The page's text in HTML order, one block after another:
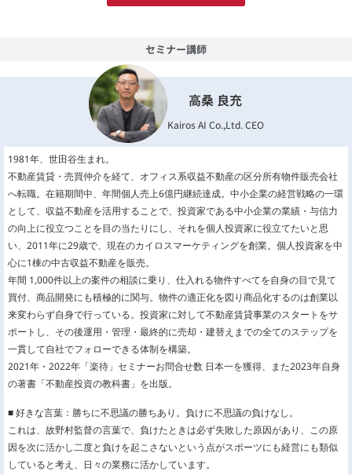
セミナー講師
高桑 良充
Kairos AI Co.,Ltd. CEO
1981年、世田谷生まれ。
不動産賃貸・売買仲介を経て、オフィス系収益不動産の区分所有物件販売会社
へ転職。在籍期間中、年間個人売上6億円継続達成。中小企業の経営戦略の一環
として、収益不動産を活用することで、投資家である中小企業の業績・与信力
の向上に役立つことを目の当たりにし、それを個人投資家に役立てたいと思
い、2011年に29歳で、現在のカイロスマーケティングを創業。個人投資家を中
心に1棟の中古収益不動産を販売。
年間 1,000件以上の案件の相談に乗り、仕入れる物件すべてを自身の目で見て
買付、商品開発にも積極的に関与。物件の適正化を図り商品化するのは創業以
来変わらず自身で行っている。投資家に対して不動産賃貸事業のスタートをサ
ポートし、その後運用・管理・最終的に売却・建替えまでの全てのステップを
一貫して自社でフォローできる体制を構築。
2021年・2022年「楽待」セミナーお問合せ数 日本一を獲得、また2023年自身
の著書「不動産投資の教科書」を出版。
■ 好きな言葉：勝ちに不思議の勝ちあり。負けに不思議の負けなし。
これは、故野村監督の言葉で、負けたときは必ず失敗した原因があり、この原
因を次に活かし二度と負けを起こさないという点がスポーツにも経営にも類似
していると考え、日々の業務に活かしています。